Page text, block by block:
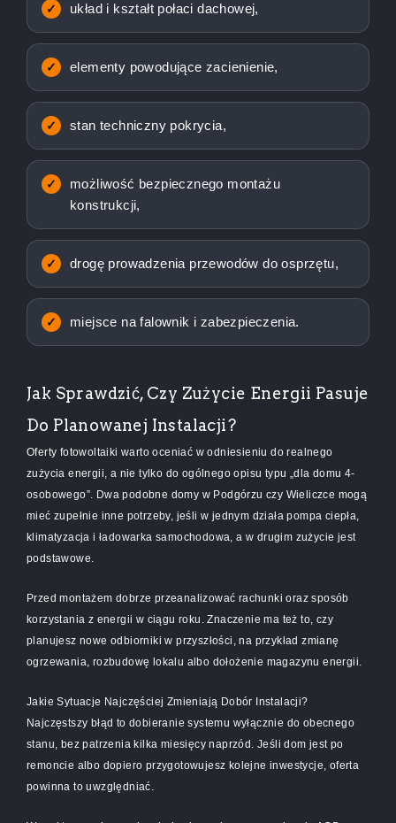
układ i kształt połaci dachowej,
elementy powodujące zacienienie,
stan techniczny pokrycia,
możliwość bezpiecznego montażu
konstrukcji,
drogę prowadzenia przewodów do osprzętu,
miejsce na falownik i zabezpieczenia.
Jak Sprawdzić, Czy Zużycie Energii Pasuje
Do Planowanej Instalacji?
Oferty fotowoltaiki warto oceniać w odniesieniu do realnego
zużycia energii, a nie tylko do ogólnego opisu typu „dla domu 4-
osobowego”. Dwa podobne domy w Podgórzu czy Wieliczce mogą
mieć zupełnie inne potrzeby, jeśli w jednym działa pompa ciepła,
klimatyzacja i ładowarka samochodowa, a w drugim zużycie jest
podstawowe.
Przed montażem dobrze przeanalizować rachunki oraz sposób
korzystania z energii w ciągu roku. Znaczenie ma też to, czy
planujesz nowe odbiorniki w przyszłości, na przykład zmianę
ogrzewania, rozbudowę lokalu albo dołożenie magazynu energii.
Jakie Sytuacje Najczęściej Zmieniają Dobór Instalacji?
Najczęstszy błąd to dobieranie systemu wyłącznie do obecnego
stanu, bez patrzenia kilka miesięcy naprzód. Jeśli dom jest po
remoncie albo dopiero przygotowujesz kolejne inwestycje, oferta
powinna to uwzględniać.